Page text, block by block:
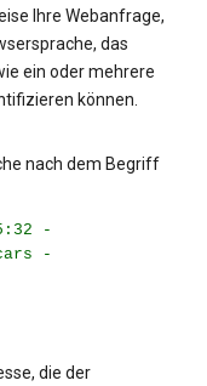
Ihre Webanfrage,
das
ein oder mehrere
können.
nach dem Begriff
-
-
die der